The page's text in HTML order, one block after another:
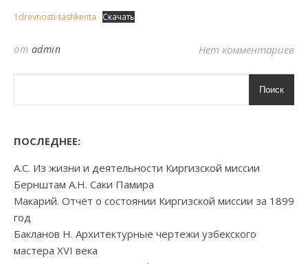
1drevnosti-tashkenta Скачать
от admin Нет комментариев
Поиск
ПОСЛЕДНЕЕ:
А.С. Из жизни и деятельности Киргизской миссии
Бернштам А.Н. Саки Памира
Макарий. Отчёт о состоянии Киргизской миссии за 1899
год
Бакланов Н. Архитектурные чертежи узбекского
мастера XVI века